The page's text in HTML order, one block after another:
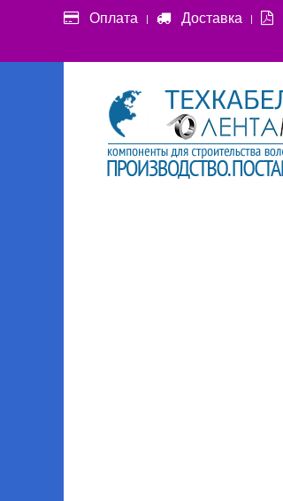
Оплата Доставка